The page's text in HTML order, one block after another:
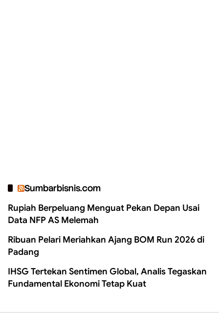
Sumbarbisnis.com
Rupiah Berpeluang Menguat Pekan Depan Usai
Data NFP AS Melemah
Ribuan Pelari Meriahkan Ajang BOM Run 2026 di
Padang
IHSG Tertekan Sentimen Global, Analis Tegaskan
Fundamental Ekonomi Tetap Kuat